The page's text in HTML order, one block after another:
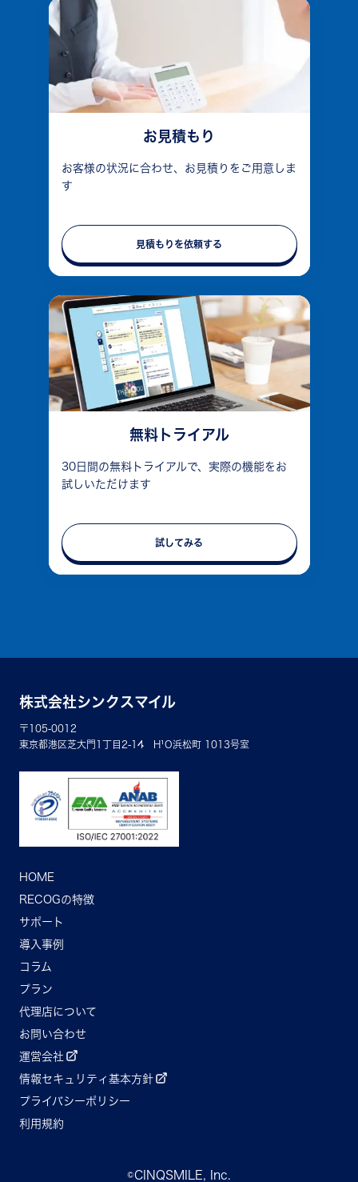
お見積もり
お客様の状況に合わせ、お見積りをご用意しま
す
見積もりを依頼する
無料トライアル
30日間の無料トライアルで、実際の機能をお
試しいただけます
試してみる
株式会社シンクスマイル
〒105-0012
東京都港区芝大門1丁目2-14 H¹O浜松町 1013号室
HOME
RECOGの特徴
サポート
導入事例
コラム
プラン
代理店について
お問い合わせ
運営会社
情報セキュリティ基本方針
プライバシーポリシー
利用規約
©CINQSMILE, Inc.